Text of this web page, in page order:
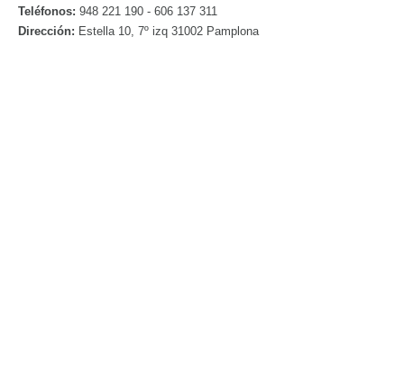
Teléfonos: 948 221 190 - 606 137 311
Dirección: Estella 10, 7º izq 31002 Pamplona